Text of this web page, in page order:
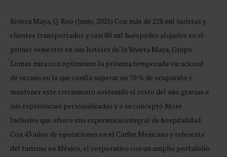
Riviera Maya, Q. Roo (Junio, 2025) Con más de 228 mil turistas y
clientes transportados y casi 80 mil huéspedes alojados en el
primer semestre en sus hoteles de la Riviera Maya, Grupo
Lomas mira con optimismo la próxima temporada vacacional
de verano en la que confía superar un 70 % de ocupación y
mantener este crecimiento sostenido el resto del año gracias a
sus experiencias personalizadas y a su concepto More
Inclusive que ofrece una experiencia integral de hospitalidad.
Con 43 años de operaciones en el Caribe Mexicano y referente
del turismo en México, el corporativo con un amplio portafolio